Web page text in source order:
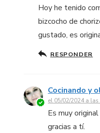
Hoy he tenido
bizcocho de
gustado, es
RESPONDER
Cocinando y
el 05/02/2024 a las
Es muy
gracias a tí.